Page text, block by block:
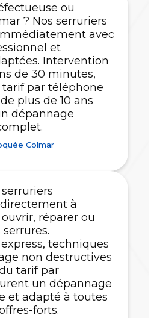
ou
? Nos serruriers
avec
et
Intervention
de 30 minutes,
par téléphone
plus de 10 ans
dépannage
Colmar
à
réparer ou
techniques
non destructives
tarif par
un dépannage
et adapté à toutes
forts.